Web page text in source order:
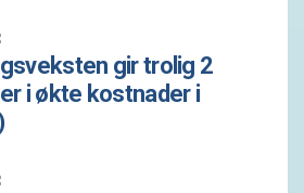
gir trolig 2
i økte kostnader i